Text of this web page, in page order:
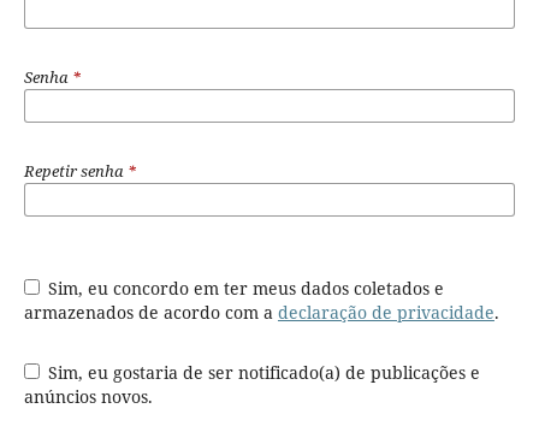
Senha *
Repetir senha *
Sim, eu concordo em ter meus dados coletados e
armazenados de acordo com a declaração de privacidade.
Sim, eu gostaria de ser notificado(a) de publicações e
anúncios novos.